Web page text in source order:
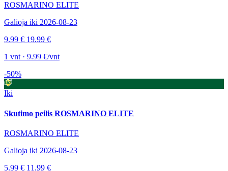
ROSMARINO ELITE
Galioja iki 2026-08-23
9.99 € 19.99 €
1 vnt · 9.99 €/vnt
-50%
Iki
Skutimo peilis ROSMARINO ELITE
ROSMARINO ELITE
Galioja iki 2026-08-23
5.99 € 11.99 €